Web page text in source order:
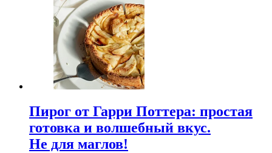
Пирог от Гарри Поттера: простая
готовка и волшебный вкус.
Не для маглов!